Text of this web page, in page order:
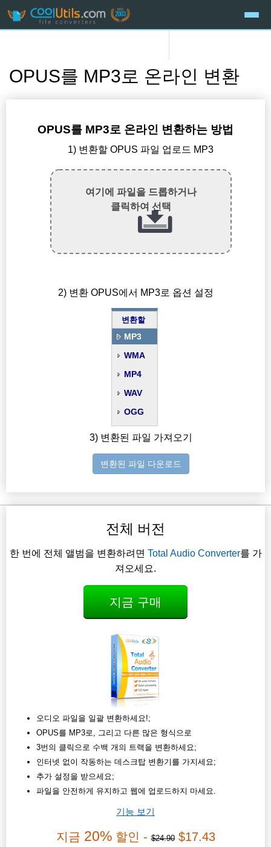
OPUS를 MP3로 온라인 변환
OPUS를 MP3로 온라인 변환하는 방법
1) 변환할 OPUS 파일 업로드 MP3
여기에 파일을 드롭하거나
클릭하여 선택
2) 변환 OPUS에서 MP3로 옵션 설정
변환할
MP3
WMA
MP4
WAV
OGG
3) 변환된 파일 가져오기
변환된 파일 다운로드
전체 버전
한 번에 전체 앨범을 변환하려면 Total Audio Converter를 가
져오세요.
지금 구매
오디오 파일을 일괄 변환하세요!;
OPUS를 MP3로, 그리고 다른 많은 형식으로
3번의 클릭으로 수백 개의 트랙을 변환하세요;
인터넷 없이 작동하는 데스크탑 변환기를 가지세요;
추가 설정을 받으세요;
파일을 안전하게 유지하고 웹에 업로드하지 마세요.
기능 보기
지금 20%할인 -$24.90$17.43